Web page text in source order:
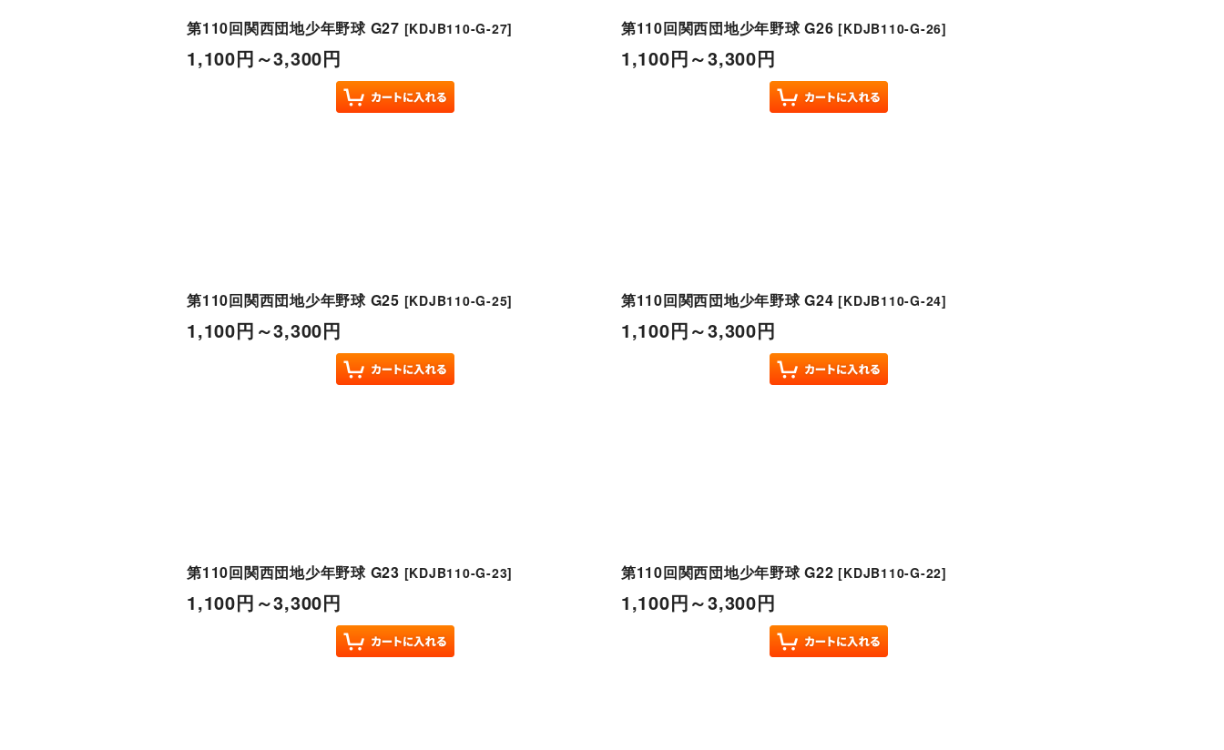
第110回関西団地少年野球 G27 [KDJB110-G-27]
1,100円 ～3,300円
第110回関西団地少年野球 G26 [KDJB110-G-26]
1,100円～3,300円
第110回関西団地少年野球 G25 [KDJB110-G-25]
1,100円 ～3,300円
第110回関西団地少年野球 G24 [KDJB110-G-24]
1,100円～3,300円
第110回関西団地少年野球 G23 [KDJB110-G-23]
1,100円 ～3,300円
第110回関西団地少年野球 G22 [KDJB110-G-22]
1,100円～3,300円